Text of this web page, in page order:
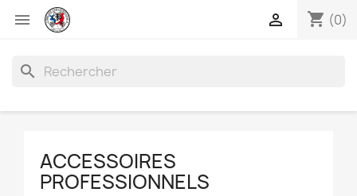
 shopping_cart (0)

search
ACCESSOIRES
PROFESSIONNELS